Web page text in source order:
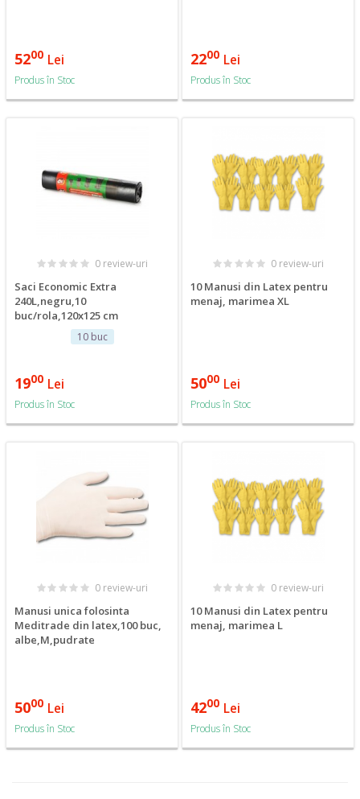
5200 Lei
Produs în Stoc
2200 Lei
Produs în Stoc
0 review-uri
Saci Economic Extra
240L,negru,10
buc/rola,120x125 cm
10 buc
1900 Lei
Produs în Stoc
0 review-uri
10 Manusi din Latex pentru
menaj, marimea XL
5000 Lei
Produs în Stoc
0 review-uri
Manusi unica folosinta
Meditrade din latex,100 buc,
albe,M,pudrate
5000 Lei
Produs în Stoc
0 review-uri
10 Manusi din Latex pentru
menaj, marimea L
4200 Lei
Produs în Stoc